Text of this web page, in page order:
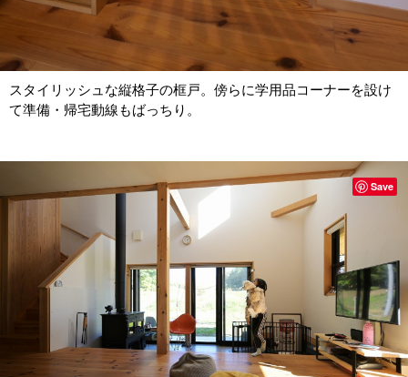
スタイリッシュな縦格子の框戸。傍らに学用品コーナーを設け
て準備・帰宅動線もばっちり。
Save